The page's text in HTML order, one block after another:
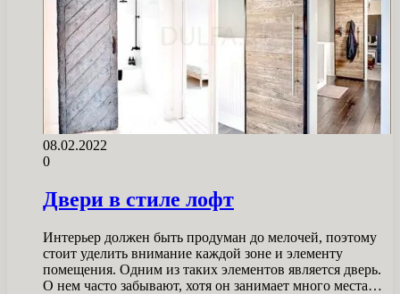
08.02.2022
0
Двери в стиле лофт
Интерьер должен быть продуман до мелочей, поэтому
стоит уделить внимание каждой зоне и элементу
помещения. Одним из таких элементов является дверь.
О нем часто забывают, хотя он занимает много места…